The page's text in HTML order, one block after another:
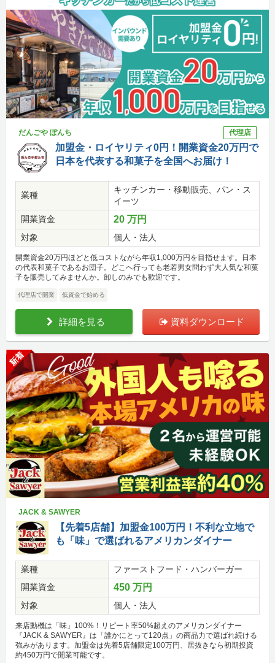
だんごや ぽんち 代理店
加盟金・ロイヤリティ0円！開業資金20万円で
日本を代表する和菓子を全国へお届け！
業種
キッチンカー・移動販売、パン・ス
イーツ
開業資金
20 万円
対象 個人・法人
開業資金20万円ほどと低コストながら年収1,000万円を目指せます。日本
の代表和菓子であるお団子。どこへ行っても老若男女問わず大人気な和菓
子を販売してみませんか。卸しのみでも歓迎です。
代理店で開業 低資金で始める
詳細を見る 資料ダウンロード
新着
JACK & SAWYER
【先着5店舗】加盟金100万円！不利な立地で
も「味」で選ばれるアメリカンダイナー
業種
ファーストフード・ハンバーガー
開業資金
450 万円
対象 個人・法人
来店動機は「味」100%！リピート率50%超えのアメリカンダイナー
『JACK & SAWYER』は「誰かにとって120点」の商品力で選ばれ続ける
強みがあります。加盟金は先着5店舗限定100万円、居抜きなら初期投資
約450万円で開業可能です。